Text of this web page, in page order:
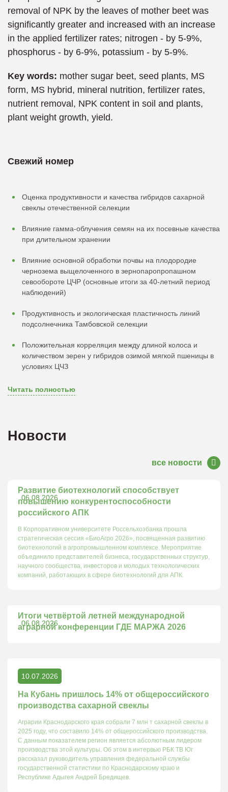
removal of NPK by the leaves of mother beet was
significantly greater and increased with an increase
in the applied fertilizer rates; nitrogen - by 5-9%,
phosphorus - by 6-9%, potassium - by 5-9%.
Key words: mother sugar beet, seed plants, MS
form, MS hybrid, mineral nutrition, fertilizer rates,
nutrient removal, NPK content in soil and plants,
plant weight growth, yield.
Свежий номер
Оценка продуктивности и качества гибридов сахарной
свеклы отечественной селекции
Влияние гамма-облучения семян на их посевные качества
при длительном хранении
Влияние основной обработки почвы на плодородие
чернозема выщелоченного в зернопаропропашном
севообороте ЦЧР (основные итоги за 40-летний период
наблюдений)
Продуктивность и экологическая пластичность линий
подсолнечника Тамбовской селекции
Положительная корреляция между длиной колоса и
количеством зерен у гибридов озимой мягкой пшеницы в
условиях ЦЧЗ
Читать полностью
Новости
все новости
06.08.2026
Развитие биотехнологий способствует
повышению конкурентоспособности
российского АПК
В Корпоративном университете Россельхозбанка прошла
стратегическая сессия «БиоАгро 2026», посвященная развитию
биотехнологий в агропромышленном комплексе. Мероприятие
объединило представителей бизнеса, государственных структур,
научного сообщества, инвесторов и молодых технологических
компаний, работающих в сфере биотехнологий для АПК.
06.08.2026
Итоги четвёртой летней международной
аграрной конференции ГДЕ МАРЖА 2026
10.07.2026
На Кубань пришлось 14% от общероссийского
производства сахарной свеклы
Аграрии Краснодарского края собрали 7 млн т сахарной свеклы в
2025 году, что составило 14% от общероссийского производства.
С данным показателем регион является абсолютным лидером
производства этой культуры. Об этом в интервью РБК ТВ Юг
рассказал руководитель управления федеральной службы
государственной статистики по Краснодарскому краю и
Республике Адыгея Андрей Бредищев.